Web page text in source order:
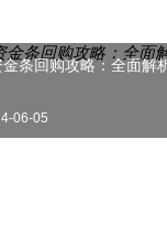
金条回购攻略：全面解
06-05